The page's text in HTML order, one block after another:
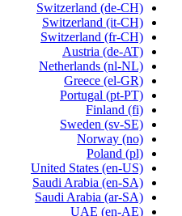
Switzerland (de-CH)
Switzerland (it-CH)
Switzerland (fr-CH)
Austria (de-AT)
Netherlands (nl-NL)
Greece (el-GR)
Portugal (pt-PT)
Finland (fi)
Sweden (sv-SE)
Norway (no)
Poland (pl)
United States (en-US)
Saudi Arabia (en-SA)
Saudi Arabia (ar-SA)
UAE (en-AE)